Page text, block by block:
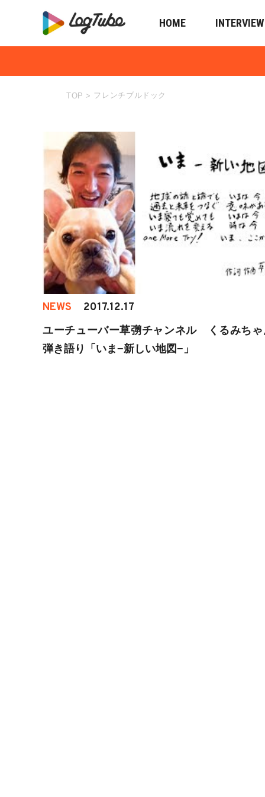
HOME INTERVIEW
TOP > フレンチブルドック
NEWS 2017.12.17
ユーチューバー草彅チャンネル くるみちゃ
弾き語り「いま−新しい地図−」